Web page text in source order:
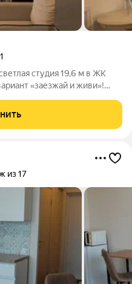
студия 19,6 м в ЖК
полностью готова к
из 17